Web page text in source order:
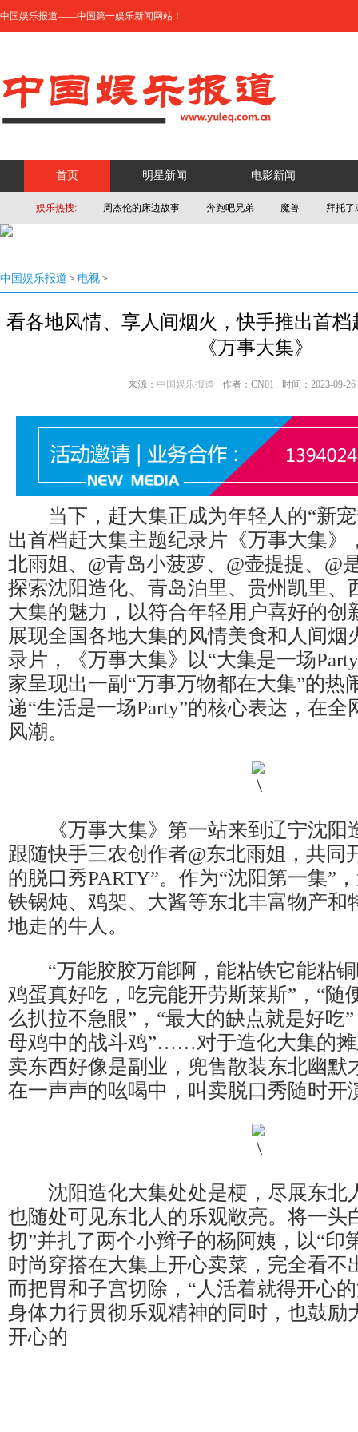
中国娱乐报道——中国第一娱乐新闻网站！
首页 明星新闻 电影新闻
娱乐热搜: 周杰伦的床边故事 奔跑吧兄弟 魔兽 拜托了
中国娱乐报道 > 电视 >
看各地风情、享人间烟火，快手推出首
《万事大集》
来源： 中国娱乐报道 作者：CN01 时间：2023-09-26
当下，赶大集正成为年轻人的“新宠
出首档赶大集主题纪录片《万事大集》
北雨姐、@青岛小菠萝、@壶提提、@
探索沈阳造化、青岛泊里、贵州凯里、
大集的魅力，以符合年轻用户喜好的创
展现全国各地大集的风情美食和人间烟
录片，《万事大集》以“大集是一场
家呈现出一副“万事万物都在大集”的热
递“生活是一场Party”的核心表达，在全
风潮。
《万事大集》第一站来到辽宁沈阳
跟随快手三农创作者@东北雨姐，共同
的脱口秀PARTY”。作为“沈阳第一集”
铁锅炖、鸡架、大酱等东北丰富物产和
地走的牛人。
“万能胶胶万能啊，能粘铁它能粘铜
鸡蛋真好吃，吃完能开劳斯莱斯”，“随
么扒拉不急眼”，“最大的缺点就是好吃
母鸡中的战斗鸡”……对于造化大集的
卖东西好像是副业，兜售散装东北幽默
在一声声的吆喝中，叫卖脱口秀随时开
沈阳造化大集处处是梗，尽展东北
也随处可见东北人的乐观敞亮。将一头
切”并扎了两个小辫子的杨阿姨，以“印
时尚穿搭在大集上开心卖菜，完全看不
而把胃和子宫切除，“人活着就得开心
身体力行贯彻乐观精神的同时，也鼓励
开心的